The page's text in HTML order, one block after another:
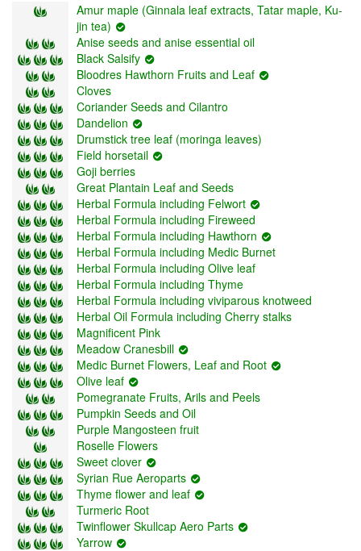
Amur maple (Ginnala leaf extracts, Tatar maple, Ku-
jin tea)
Anise seeds and anise essential oil
Black Salsify
Bloodres Hawthorn Fruits and Leaf
Cloves
Coriander Seeds and Cilantro
Dandelion
Drumstick tree leaf (moringa leaves)
Field horsetail
Goji berries
Great Plantain Leaf and Seeds
Herbal Formula including Felwort
Herbal Formula including Fireweed
Herbal Formula including Hawthorn
Herbal Formula including Medic Burnet
Herbal Formula including Olive leaf
Herbal Formula including Thyme
Herbal Formula including viviparous knotweed
Herbal Oil Formula including Cherry stalks
Magnificent Pink
Meadow Cranesbill
Medic Burnet Flowers, Leaf and Root
Olive leaf
Pomegranate Fruits, Arils and Peels
Pumpkin Seeds and Oil
Purple Mangosteen fruit
Roselle Flowers
Sweet clover
Syrian Rue Aeroparts
Thyme flower and leaf
Turmeric Root
Twinflower Skullcap Aero Parts
Yarrow